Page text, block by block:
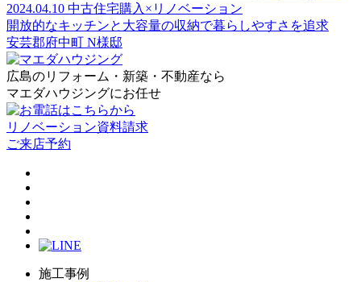
2024.04.10 中古住宅購入×リノベーション
開放的なキッチンと大容量の収納で暮らしやすさを追求
安芸郡府中町 N様邸
広島のリフォーム・新築・不動産なら
マエダハウジングにお任せ
リノベーション資料請求
ご来店予約
施工事例